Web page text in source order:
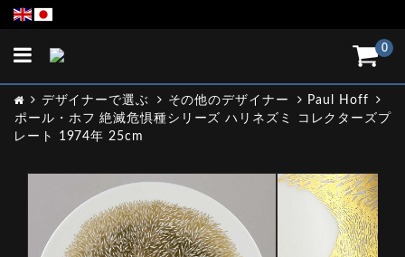
0
Toggle
デザイナーで選ぶ その他のデザイナー
Paul Hoff
ポール・ホフ 絶滅危惧種シリーズ ハリネズミ コレクターズプ
レート 1974年 25cm